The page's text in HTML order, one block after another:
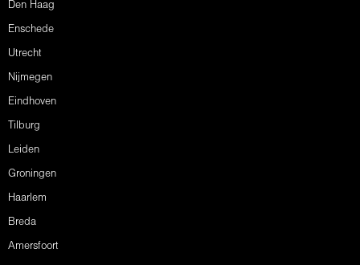
Den Haag
Enschede
Utrecht
Nijmegen
Eindhoven
Tilburg
Leiden
Groningen
Haarlem
Breda
Amersfoort